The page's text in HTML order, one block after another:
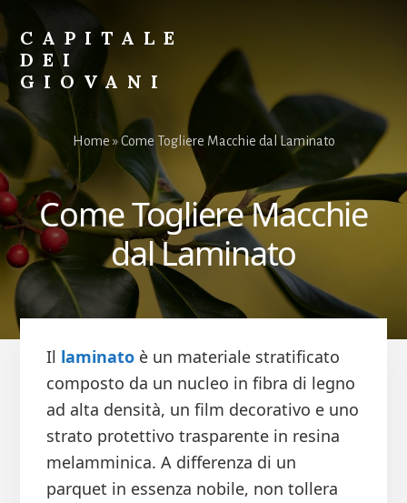
primary
sidebar
content
CAPITALE
DEI
GIOVANI
Sito
Giovani
Home »Come Togliere Macchie dal Laminato
Come Togliere Macchie
dal Laminato
Il laminatoè un materiale stratificato
composto da un nucleo in fibra di legno
ad alta densità, un film decorativo e uno
strato protettivo trasparente in resina
melamminica. A differenza di un
parquet in essenza nobile, non tollera